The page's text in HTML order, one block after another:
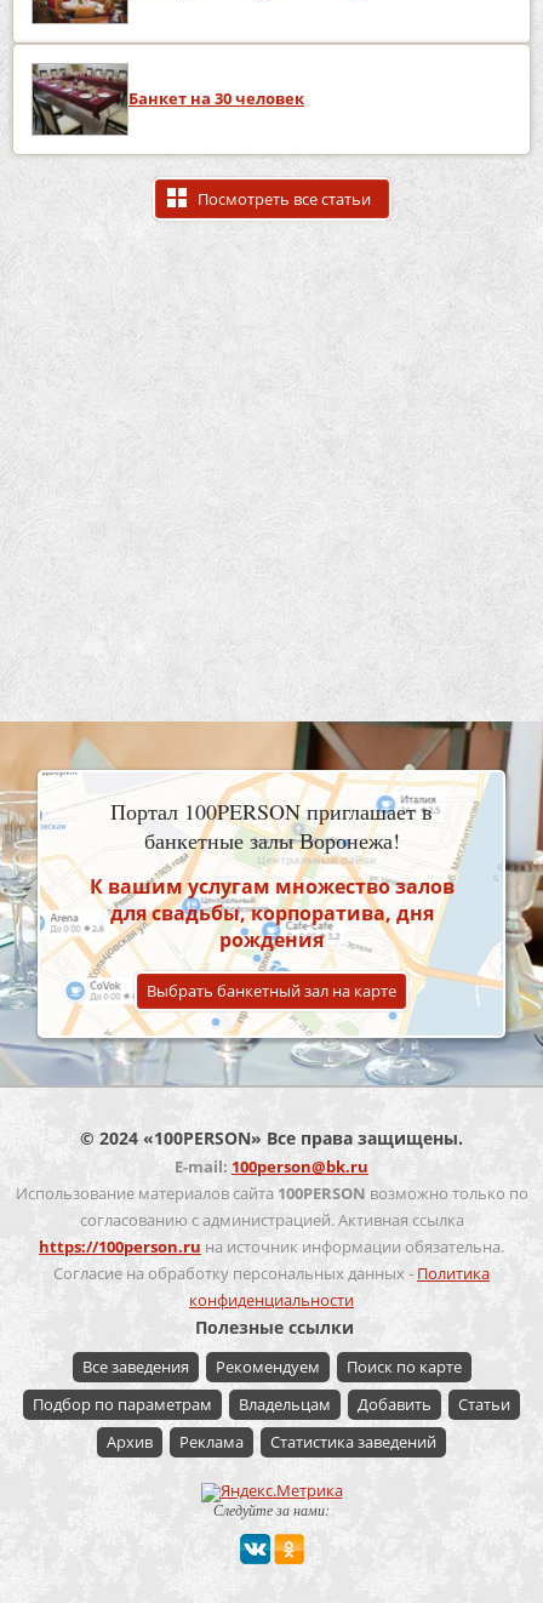
Банкет на 30 человек
Посмотреть все статьи
Портал 100PERSON приглашает в
банкетные залы Воронежа!
К вашим услугам множество залов
для свадьбы, корпоратива, дня
рождения
Выбрать банкетный зал на карте
© 2024 «100PERSON» Все права защищены.
E-mail: 100person@bk.ru
Использование материалов сайта 100PERSON возможно только по
согласованию с администрацией. Активная ссылка
https://100person.ru на источник информации обязательна.
Согласие на обработку персональных данных - Политика
конфиденциальности
Полезные ссылки
Все заведения Рекомендуем
Поиск по карте
Подбор по параметрам
Владельцам Добавить
Статьи
Архив
Реклама Статистика заведений
Следуйте за нами: